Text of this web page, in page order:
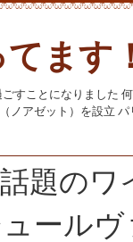
ます
すことになりました
ノアゼット）を設立
題の
ール